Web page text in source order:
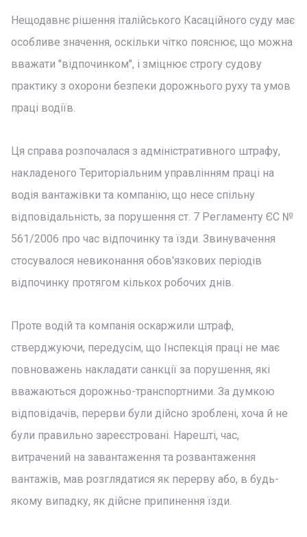
Нещодавнє рішення італійського Касаційного суду має
особливе значення, оскільки чітко пояснює, що можна
вважати "відпочинком", і зміцнює строгу судову
практику з охорони безпеки дорожнього руху та умов
праці водіїв.
Ця справа розпочалася з адміністративного штрафу,
накладеного Територіальним управлінням праці на
водія вантажівки та компанію, що несе спільну
відповідальність, за порушення ст. 7 Регламенту ЄС №
561/2006 про час відпочинку та їзди. Звинувачення
стосувалося невиконання обов'язкових періодів
відпочинку протягом кількох робочих днів.
Проте водій та компанія оскаржили штраф,
стверджуючи, передусім, що Інспекція праці не має
повноважень накладати санкції за порушення, які
вважаються дорожньо-транспортними. За думкою
відповідачів, перерви були дійсно зроблені, хоча й не
були правильно зареєстровані. Нарешті, час,
витрачений на завантаження та розвантаження
вантажів, мав розглядатися як перерву або, в будь-
якому випадку, як дійсне припинення їзди.